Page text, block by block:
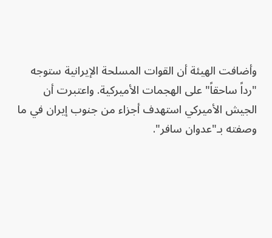
وأضافت الهيئة أن القوات المسلحة الإيرانية ستوجه
"رداً ساحقاً" على الهجمات الأميركية. واعتبرت أن
الجيش الأميركي استهدف أجزاء من جنوب إيران في ما
وصفته بـ"عدوان سافر".